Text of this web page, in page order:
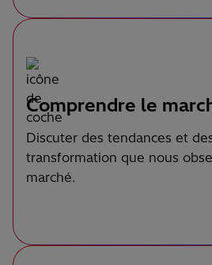
Comprendre le
Discuter des tendances et
transformation que nous
marché.